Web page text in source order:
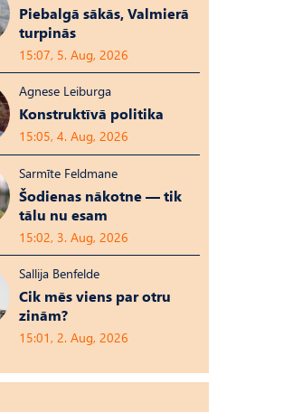
Piebalgā sākās, Valmierā
turpinās
15:07, 5. Aug, 2026
Agnese Leiburga
Konstruktīvā politika
15:05, 4. Aug, 2026
Sarmīte Feldmane
Šodienas nākotne — tik
tālu nu esam
15:02, 3. Aug, 2026
Sallija Benfelde
Cik mēs viens par otru
zinām?
15:01, 2. Aug, 2026